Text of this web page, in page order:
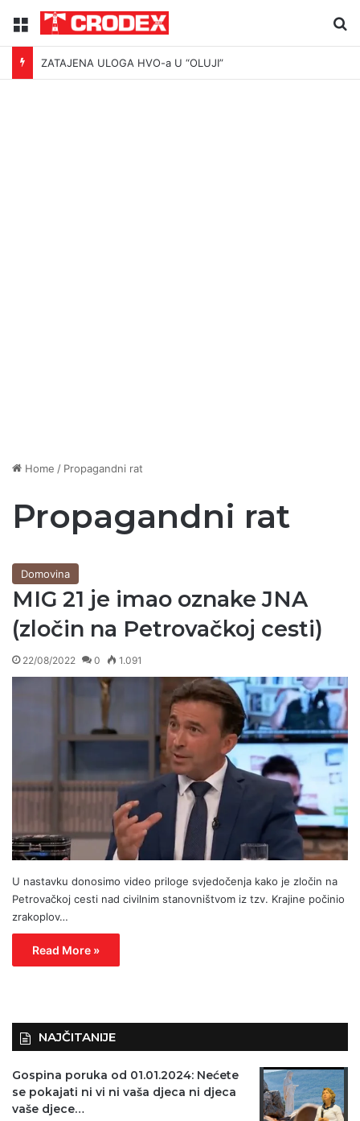
Menu
ZATAJENA ULOGA HVO-a U “OLUJI”
Home / Propagandni rat
Propagandni rat
Domovina
MIG 21 je imao oznake JNA
(zločin na Petrovačkoj cesti)
22/08/2022 0 1.091
U nastavku donosimo video priloge svjedočenja kako je zločin na
Petrovačkoj cesti nad civilnim stanovništvom iz tzv. Krajine počinio
zrakoplov…
Read More »
NAJČITANIJE
Gospina poruka od 01.01.2024: Nećete
se pokajati ni vi ni vaša djeca ni djeca
vaše djece…